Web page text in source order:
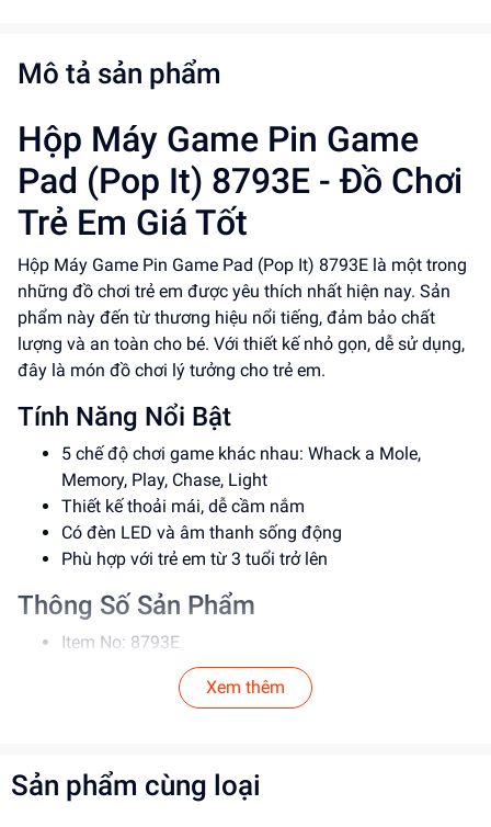
Mô tả sản phẩm
Hộp Máy Game Pin Game
Pad (Pop It) 8793E - Đồ Chơi
Trẻ Em Giá Tốt
Hộp Máy Game Pin Game Pad (Pop It) 8793E là một trong
những đồ chơi trẻ em được yêu thích nhất hiện nay. Sản
phẩm này đến từ thương hiệu nổi tiếng, đảm bảo chất
lượng và an toàn cho bé. Với thiết kế nhỏ gọn, dễ sử dụng,
đây là món đồ chơi lý tưởng cho trẻ em.
Tính Năng Nổi Bật
5 chế độ chơi game khác nhau: Whack a Mole,
Memory, Play, Chase, Light
Thiết kế thoải mái, dễ cầm nắm
Có đèn LED và âm thanh sống động
Phù hợp với trẻ em từ 3 tuổi trở lên
Thông Số Sản Phẩm
Item No: 8793E
Loại: Đồ chơi điện tử
Chất liệu: Nhựa an toàn
Hướng Dẫn Sử Dụng
Bước 1: Lắp pin vào máy game (theo hướng dẫn trên
Xem thêm
Sản phẩm cùng loại